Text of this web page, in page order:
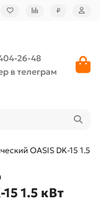
₽
26-48
в телеграм
OASIS DK-15 1.5
1.5 кВт